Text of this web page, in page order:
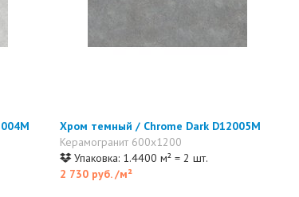
Хром темный / Chrome Dark D12005M
Керамогранит 600x1200
Упаковка: 1.4400 м² = 2 шт.
2 730 руб./м²